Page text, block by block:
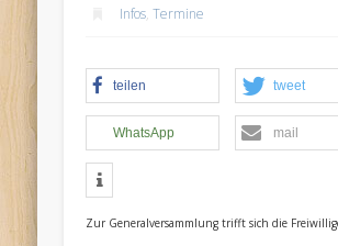
Termine:
Infos,Termine
teilen tweet
WhatsApp mail
Zur Generalversammlung trifft sich die